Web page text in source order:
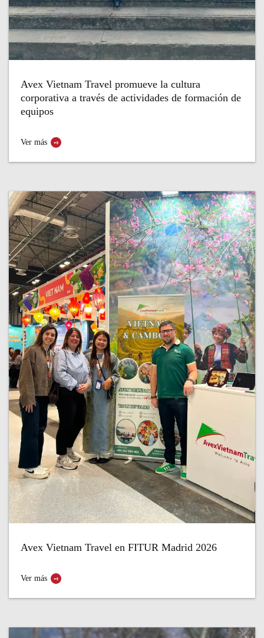
Avex Vietnam Travel promueve la cultura
corporativa a través de actividades de formación de
equipos
Ver más
Avex Vietnam Travel en FITUR Madrid 2026
Ver más